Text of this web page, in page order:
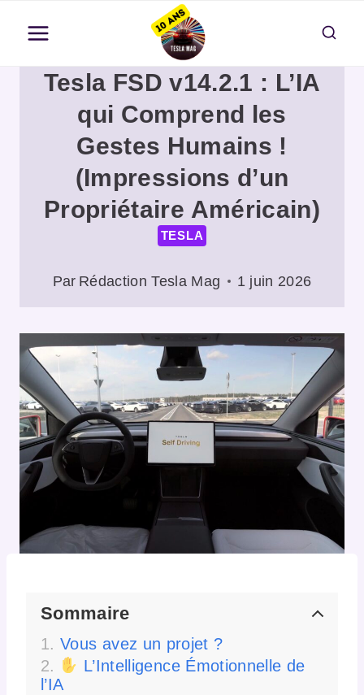
contenuTesla FSD v14.2.1 : L’IA
qui Comprend les
Gestes Humains !
(Impressions d’un
Propriétaire Américain)
TESLA
Par Rédaction Tesla Mag 1 juin 2026
Sommaire
Vous avez un projet ?
L’Intelligence Émotionnelle de
l’IA